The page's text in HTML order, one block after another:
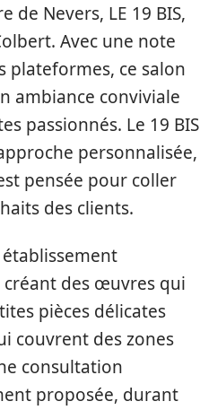
de Nevers, LE 19 BIS,
Avec une note
plateformes, ce salon
ambiance conviviale
passionnés. Le 19 BIS
personnalisée,
pensée pour coller
des clients.
des œuvres qui
pièces délicates
couvrent des zones
consultation
proposée, durant